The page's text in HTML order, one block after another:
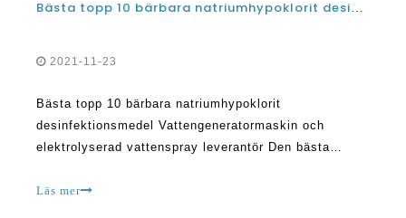
Bästa topp 10 bärbara natriumhypoklorit desinfektionsmedel vattengeneratormaskin och elektrolyserad vattenspray leverantör
2021-11-23
Bästa topp 10 bärbara natriumhypoklorit
desinfektionsmedel Vattengeneratormaskin och
elektrolyserad vattenspray leverantör Den bästa
Till exempel kan det spela en avgörande roll för att bli
Läs mer